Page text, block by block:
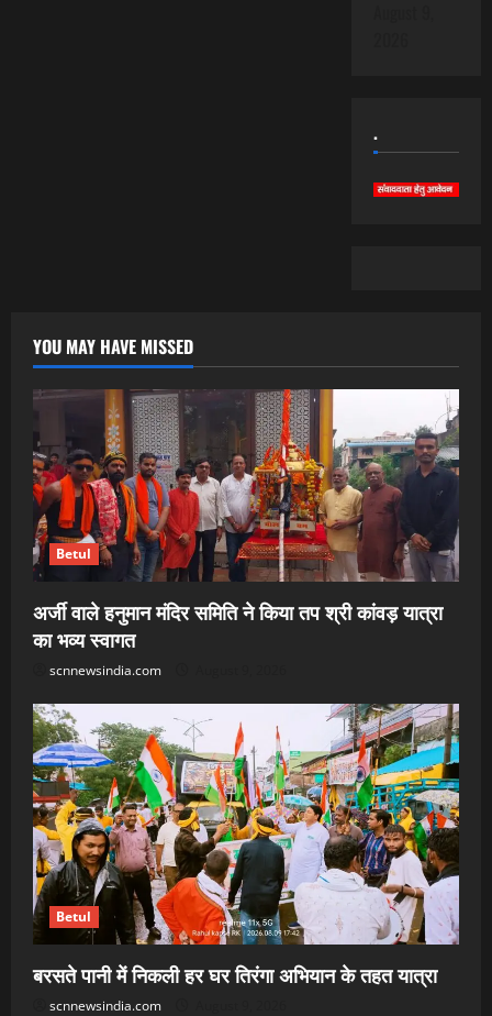
.
YOU MAY HAVE MISSED
Betul
अर्जी वाले हनुमान मंदिर समिति ने किया तप श्री कांवड़ यात्रा
का भव्य स्वागत
scnnewsindia.com
Betul
बरसते पानी में निकली हर घर तिरंगा अभियान के तहत यात्रा
scnnewsindia.com